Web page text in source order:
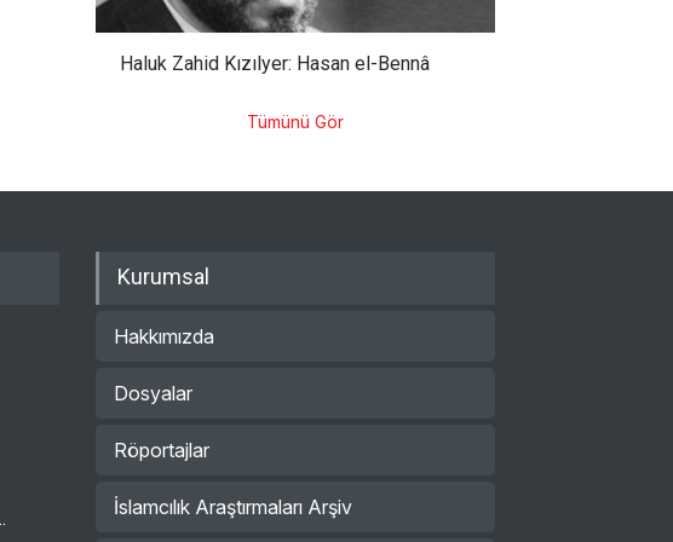
Haluk Zahid Kızılyer: Hasan el-Bennâ
Tümünü Gör
Kurumsal
Hakkımızda
Dosyalar
Röportajlar
İslamcılık Araştırmaları Arşiv